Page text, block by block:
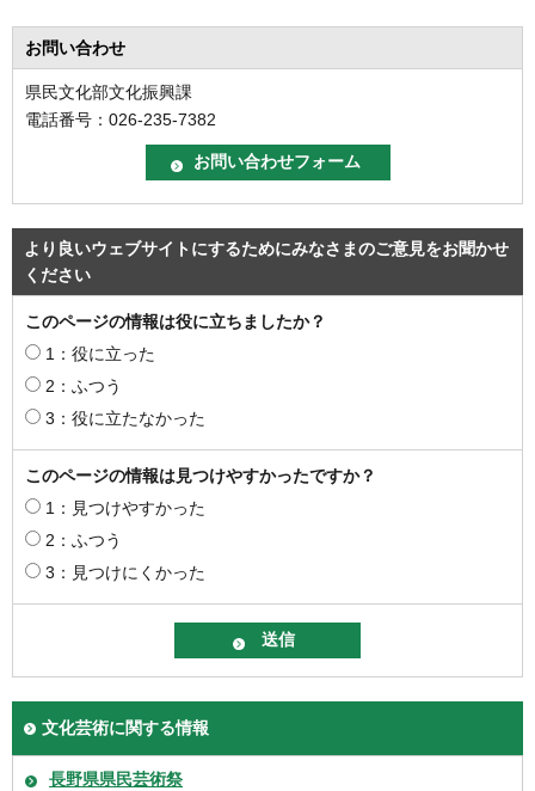
お問い合わせ
県民文化部文化振興課
電話番号：026-235-7382
より良いウェブサイトにするためにみなさまのご意見をお聞かせ
ください
このページの情報は役に立ちましたか？
1：役に立った
2：ふつう
3：役に立たなかった
このページの情報は見つけやすかったですか？
1：見つけやすかった
2：ふつう
3：見つけにくかった
文化芸術に関する情報
長野県県民芸術祭